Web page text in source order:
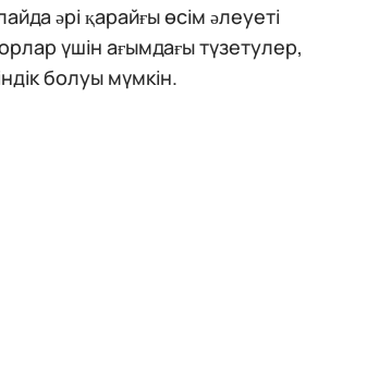
әрі қарайғы өсім әлеуеті
үшін ағымдағы түзетулер,
болуы мүмкін.